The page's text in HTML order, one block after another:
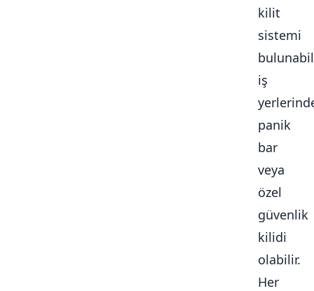
kilit
sistemi
iş
panik
bar
veya
özel
güvenlik
kilidi
olabilir.
Her